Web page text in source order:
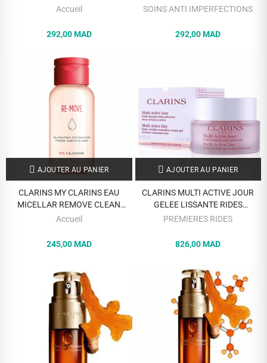
ML
Accueil
292,00 MAD
IMPERFECTIONS 15ML
SOINS ANTI IMPERFECTIONS
292,00 MAD
AJOUTER AU PANIER
CLARINS MY CLARINS EAU
MICELLAR REMOVE CLEAN
WATER 200 ML
Accueil
245,00 MAD
AJOUTER AU PANIER
CLARINS MULTI ACTIVE JOUR
GELEE LISSANTE RIDES
PRECOCES 50 ML
PREMIERES RIDES
826,00 MAD